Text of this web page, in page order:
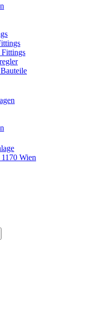
Fittings
Wien